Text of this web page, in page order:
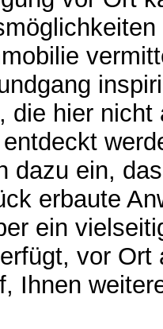
die hier
dazu ein,
erbaute
ein
vor Ort
Ihnen